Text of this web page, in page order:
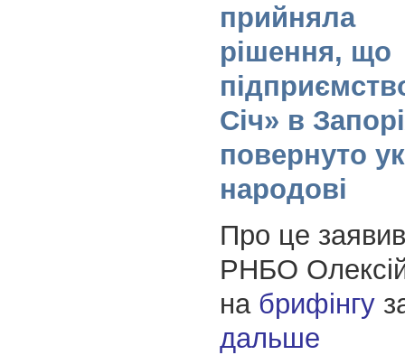
прийняла
рішення, що
Січ» в
повернуто
народові
Про це
РНБО
на брифінгу
дальше